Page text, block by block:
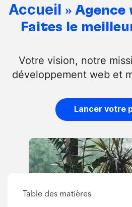
Accueil » Agence
Faites le
Votre vision, notre
développement web et
Lancer votre
Table des matières